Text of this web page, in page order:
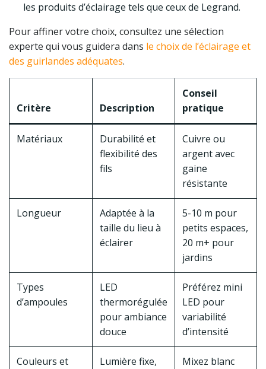
les produits d’éclairage tels que ceux de Legrand.
Pour affiner votre choix, consultez une sélection
experte qui vous guidera dans le choix de l’éclairage et
des guirlandes adéquates.
Critère Description
Conseil
pratique
Matériaux
Durabilité et
flexibilité des
fils
Cuivre ou
argent avec
gaine
résistante
Longueur
Adaptée à la
taille du lieu à
éclairer
5-10 m pour
petits espaces,
20 m+ pour
jardins
Types
d’ampoules
LED
thermorégulée
pour ambiance
douce
Préférez mini
LED pour
variabilité
d’intensité
Couleurs et
Lumière fixe,
Mixez blanc